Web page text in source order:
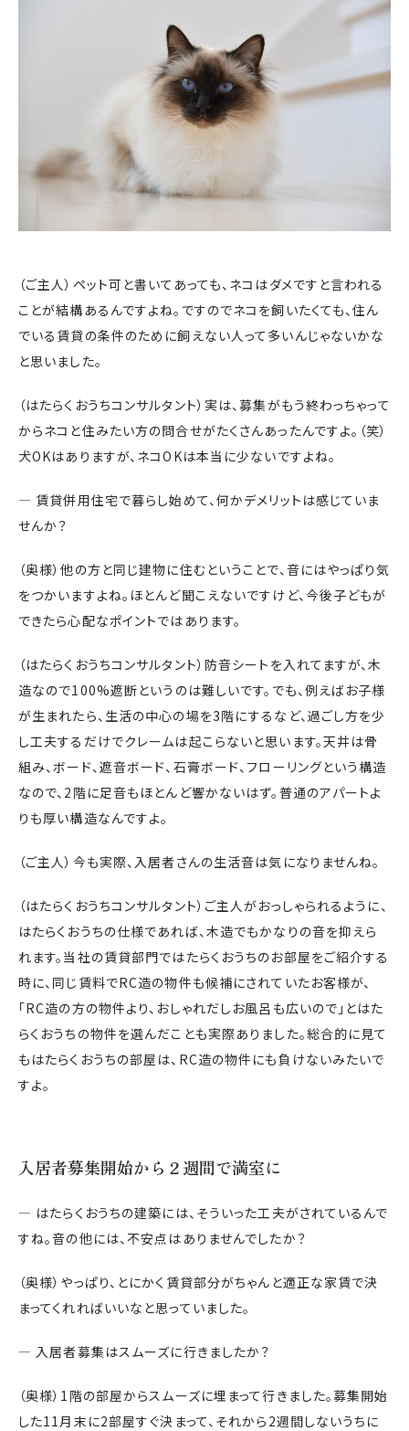
（ご主人）ペット可と書いてあっても、ネコはダメですと言われる
ことが結構あるんですよね。ですのでネコを飼いたくても、住ん
でいる賃貸の条件のために飼えない人って多いんじゃないかな
と思いました。
（はたらくおうちコンサルタント）実は、募集がもう終わっちゃって
からネコと住みたい方の問合せがたくさんあったんですよ。（笑）
犬OKはありますが、ネコOKは本当に少ないですよね。
― 賃貸併用住宅で暮らし始めて、何かデメリットは感じていま
せんか？
（奥様）他の方と同じ建物に住むということで、音にはやっぱり気
をつかいますよね。ほとんど聞こえないですけど、今後子どもが
できたら心配なポイントではあります。
（はたらくおうちコンサルタント）防音シートを入れてますが、木
造なので100%遮断というのは難しいです。でも、例えばお子様
が生まれたら、生活の中心の場を3階にするなど、過ごし方を少
し工夫するだけでクレームは起こらないと思います。天井は骨
組み、ボード、遮音ボード、石膏ボード、フローリングという構造
なので、2階に足音もほとんど響かないはず。普通のアパートよ
りも厚い構造なんですよ。
（ご主人）今も実際、入居者さんの生活音は気になりませんね。
（はたらくおうちコンサルタント）ご主人がおっしゃられるように、
はたらくおうちの仕様であれば、木造でもかなりの音を抑えら
れます。当社の賃貸部門ではたらくおうちのお部屋をご紹介する
時に、同じ賃料でRC造の物件も候補にされていたお客様が、
「RC造の方の物件より、おしゃれだしお風呂も広いので」とはた
らくおうちの物件を選んだことも実際ありました。総合的に見て
もはたらくおうちの部屋は、RC造の物件にも負けないみたいで
すよ。
入居者募集開始から２週間で満室に
― はたらくおうちの建築には、そういった工夫がされているんで
すね。音の他には、不安点はありませんでしたか？
（奥様）やっぱり、とにかく賃貸部分がちゃんと適正な家賃で決
まってくれればいいなと思っていました。
― 入居者募集はスムーズに行きましたか？
（奥様）1階の部屋からスムーズに埋まって行きました。募集開始
した11月末に2部屋すぐ決まって、それから2週間しないうちに